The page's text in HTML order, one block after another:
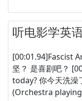
听电影学英
[00:01.94]Fascist
坚？ 是喜剧吧？
today? 你今天洗澡
(Orchestra